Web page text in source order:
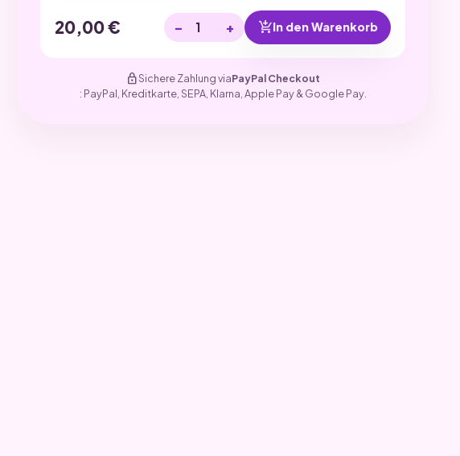
20,00€ − + add_shopping_cartIn den Warenkorb
lockSichere Zahlung viaPayPal Checkout
: PayPal, Kreditkarte, SEPA, Klarna, Apple Pay & Google Pay.